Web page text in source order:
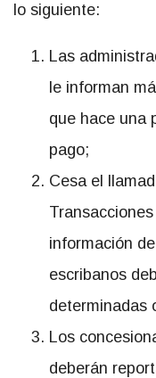
lo siguiente:
Las
le informan
que hace una
pago;
Cesa el
información
escribanos
determinadas
Los
deberán